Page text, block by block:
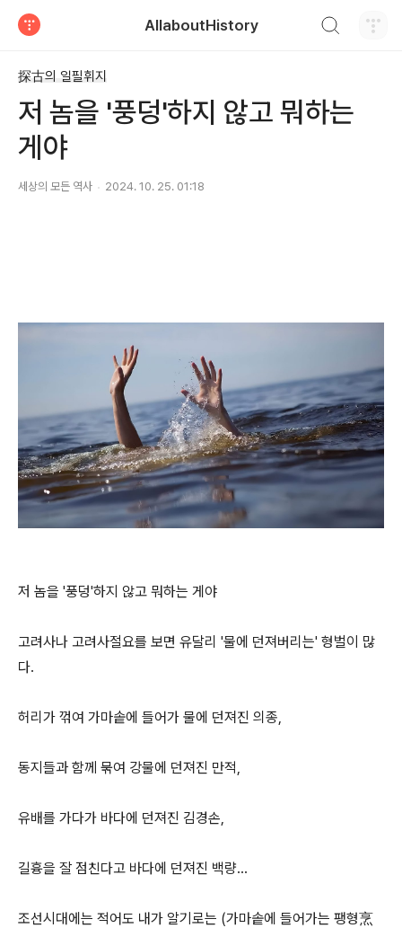
AllaboutHistory
探古의 일필휘지
저 놈을 '풍덩'하지 않고 뭐하는
게야
세상의 모든 역사 2024. 10. 25. 01:18
저 놈을 '풍덩'하지 않고 뭐하는 게야
고려사나 고려사절요를 보면 유달리 '물에 던져버리는' 형벌이 많
다.
허리가 꺾여 가마솥에 들어가 물에 던져진 의종,
동지들과 함께 묶여 강물에 던져진 만적,
유배를 가다가 바다에 던져진 김경손,
길흉을 잘 점친다고 바다에 던져진 백량...
조선시대에는 적어도 내가 알기로는 (가마솥에 들어가는 팽형烹